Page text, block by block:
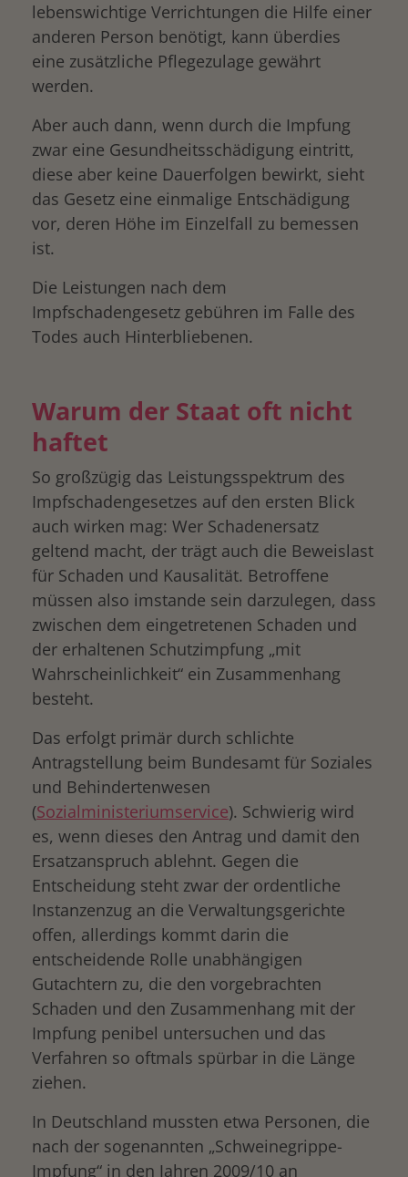
lebenswichtige Verrichtungen die Hilfe einer
anderen Person benötigt, kann überdies
eine zusätzliche Pflegezulage gewährt
werden.
Aber auch dann, wenn durch die Impfung
zwar eine Gesundheitsschädigung eintritt,
diese aber keine Dauerfolgen bewirkt, sieht
das Gesetz eine einmalige Entschädigung
vor, deren Höhe im Einzelfall zu bemessen
ist.
Die Leistungen nach dem
Impfschadengesetz gebühren im Falle des
Todes auch Hinterbliebenen.
Warum der Staat oft nicht
haftet
So großzügig das Leistungsspektrum des
Impfschadengesetzes auf den ersten Blick
auch wirken mag: Wer Schadenersatz
geltend macht, der trägt auch die Beweislast
für Schaden und Kausalität. Betroffene
müssen also imstande sein darzulegen, dass
zwischen dem eingetretenen Schaden und
der erhaltenen Schutzimpfung „mit
Wahrscheinlichkeit“ ein Zusammenhang
besteht.
Das erfolgt primär durch schlichte
Antragstellung beim Bundesamt für Soziales
und Behindertenwesen
(Sozialministeriumservice). Schwierig wird
es, wenn dieses den Antrag und damit den
Ersatzanspruch ablehnt. Gegen die
Entscheidung steht zwar der ordentliche
Instanzenzug an die Verwaltungsgerichte
offen, allerdings kommt darin die
entscheidende Rolle unabhängigen
Gutachtern zu, die den vorgebrachten
Schaden und den Zusammenhang mit der
Impfung penibel untersuchen und das
Verfahren so oftmals spürbar in die Länge
ziehen.
In Deutschland mussten etwa Personen, die
nach der sogenannten „Schweinegrippe-
Impfung“ in den Jahren 2009/10 an